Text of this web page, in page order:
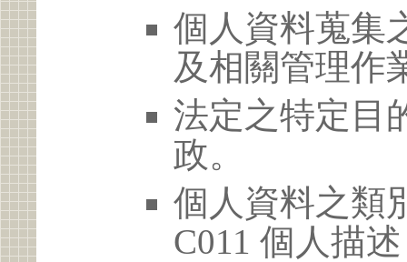
個人資料蒐集
及相關管理作
法定之特定目
政。
個人資料之類
C011 個人描述